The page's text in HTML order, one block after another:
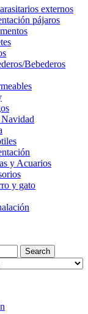
externos
pájaros
Bebederos
y Acuarios
y gato
Search